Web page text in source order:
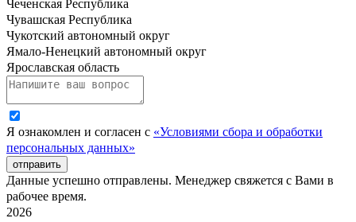
Чеченская Республика
Чувашская Республика
Чукотский автономный округ
Ямало-Ненецкий автономный округ
Ярославская область
Я ознакомлен и согласен с «Условиями сбора и обработки
персональных данных»
отправить
Данные успешно отправлены. Менеджер свяжется с Вами в
рабочее время.
2026